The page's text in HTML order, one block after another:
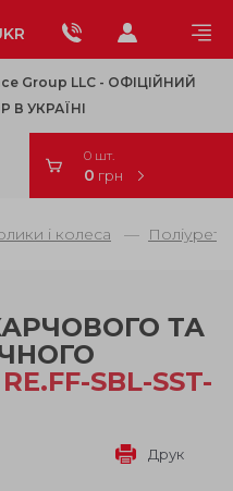
Group LLC - OФІЦІЙНИЙ
В УКРАЇНІ
0 шт.
0 грн
і колеса
ТА
RE.FF-SBL-SST-
Друк